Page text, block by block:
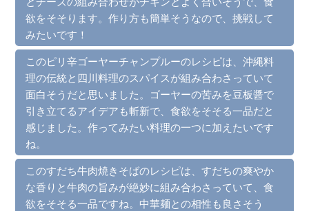
欲をそそります。作り方も簡単そうなので、挑戦して
みたいです！
このピリ辛ゴーヤーチャンプルーのレシピは、沖縄料
理の伝統と四川料理のスパイスが組み合わさっていて
面白そうだと思いました。ゴーヤーの苦みを豆板醤で
引き立てるアイデアも斬新で、食欲をそそる一品だと
感じました。作ってみたい料理の一つに加えたいです
ね。
このすだち牛肉焼きそばのレシピは、すだちの爽やか
な香りと牛肉の旨みが絶妙に組み合わさっていて、食
欲をそそる一品ですね。中華麺との相性も良さそう